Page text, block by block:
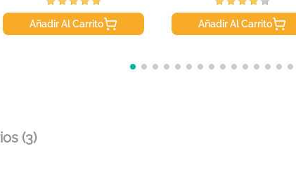
Añadir Al Carrito Añadir Al Carrito
(3)